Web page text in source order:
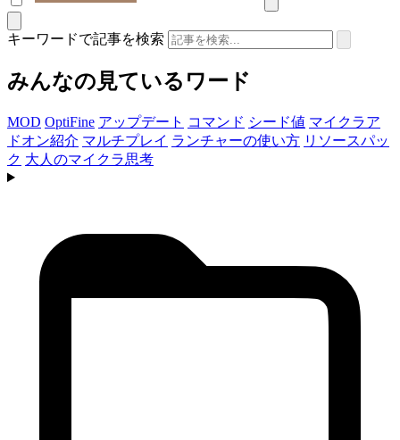
キーワードで記事を検索
みんなの見ているワード
MOD OptiFine アップデート コマンド シード値 マイクラア
ドオン紹介 マルチプレイ ランチャーの使い方 リソースパッ
ク 大人のマイクラ思考